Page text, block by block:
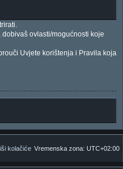
ovlasti/mogućnosti koje
Uvjete korištenja i Pravila koja
Vremenska zona: UTC+02:00
kolačiće